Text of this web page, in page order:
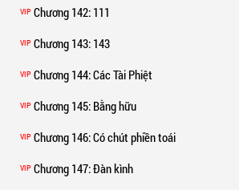
VIP Chương 142: 111
VIP Chương 143: 143
VIP Chương 144: Các Tài Phiệt
VIP Chương 145: Bằng hữu
VIP Chương 146: Có chút phiền toái
VIP Chương 147: Đàn kình